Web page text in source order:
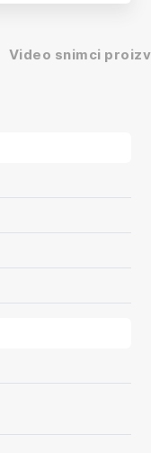
Video snimci